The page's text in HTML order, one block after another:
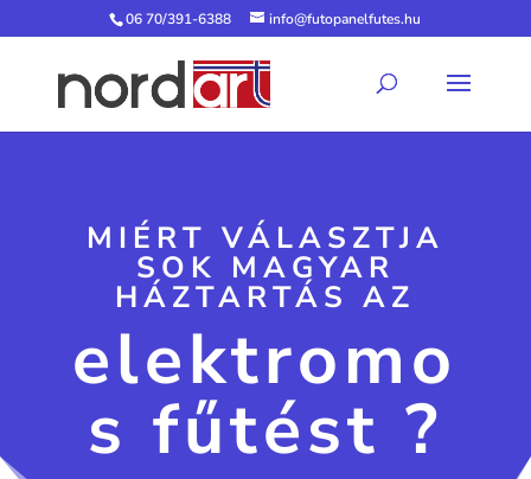
06 70/391-6388 info@futopanelfutes.hu
MIÉRT VÁLASZTJA
SOK MAGYAR
HÁZTARTÁS AZ
elektromo
s fűtést ?